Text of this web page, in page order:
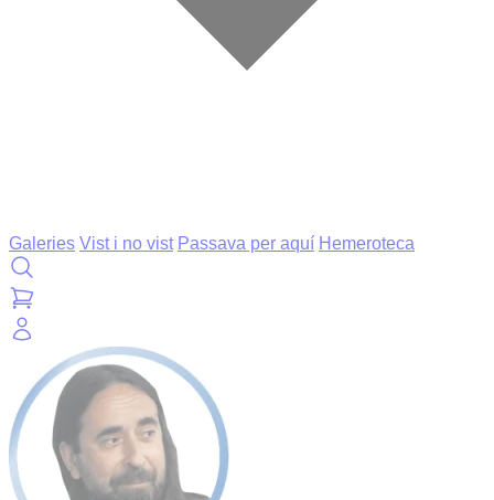
Galeries Vist i no vist Passava per aquí Hemeroteca